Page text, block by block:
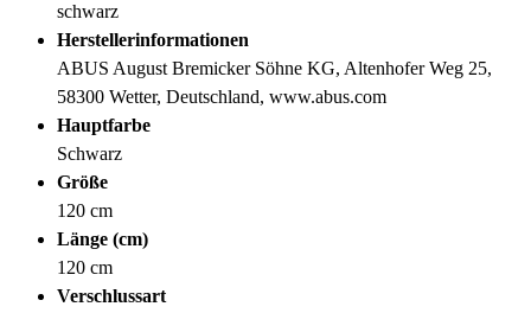
schwarz
Herstellerinformationen
ABUS August Bremicker Söhne KG, Altenhofer Weg 25,
58300 Wetter, Deutschland, www.abus.com
Hauptfarbe
Schwarz
Größe
120 cm
Länge (cm)
120 cm
Verschlussart